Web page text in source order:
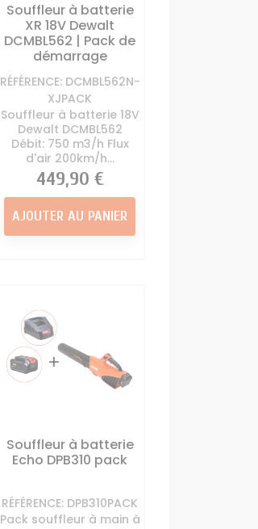
Souffleur à batterie
XR 18V Dewalt
DCMBL562 | Pack de
démarrage
RÉFÉRENCE: DCMBL562N-
XJPACK
Souffleur à batterie 18V
Dewalt DCMBL562
Débit: 750 m3/h Flux
d'air 200km/h...
Prix
449,90 €
AJOUTER AU PANIER
Souffleur à batterie
Echo DPB310 pack
RÉFÉRENCE: DPB310PACK
Pack souffleur à main à